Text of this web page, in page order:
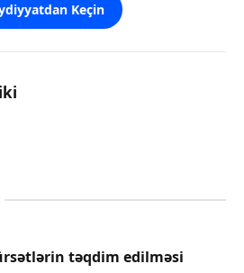
Keçin
təqdim edilməsi